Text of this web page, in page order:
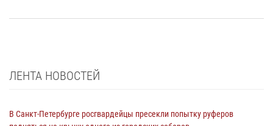
ЛЕНТА НОВОСТЕЙ
В Санкт-Петербурге росгвардейцы пресекли попытку руферов